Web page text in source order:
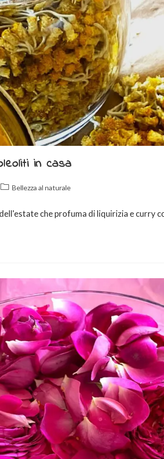
in casa
Bellezza al naturale
che profuma di liquirizia e curry